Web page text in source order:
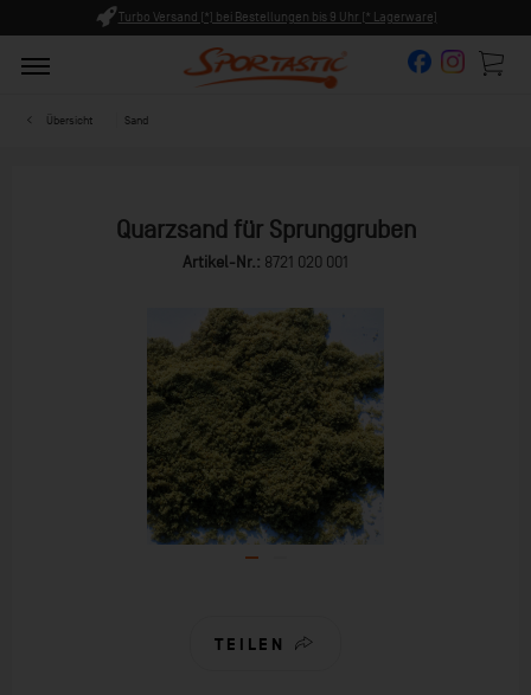
9 Uhr (* Lagerware) Persönliche Beratung ab 8:00 Uhr
Übersicht Sand
Quarzsand für Sprunggruben
Artikel-Nr.: 8721 020 001
TEILEN